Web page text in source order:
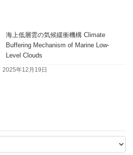
海上低層雲の気候緩衝機構 Climate
Buffering Mechanism of Marine Low-
Level Clouds
2025年12月19日